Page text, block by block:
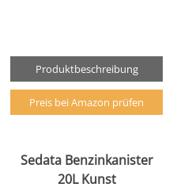
Produktbeschreibung
Preis bei Amazon prüfen
Sedata Benzinkanister
20L Kunst